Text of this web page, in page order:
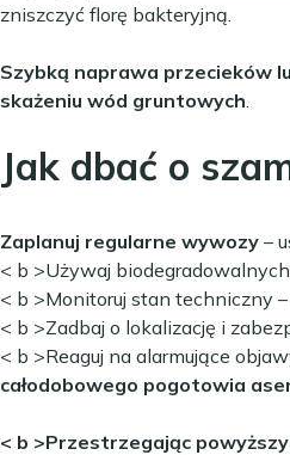
zniszczyć florę bakteryjną.
Szybką naprawa przecieków
skażeniu wód gruntowych
Jak dbać o
Zaplanuj regularne wywozy –
< b >Używaj
< b >Monitoruj stan techniczny
< b >Zadbaj o lokalizację i
< b >Reaguj na alarmujące
całodobowego pogotowia
< b >Przestrzegając